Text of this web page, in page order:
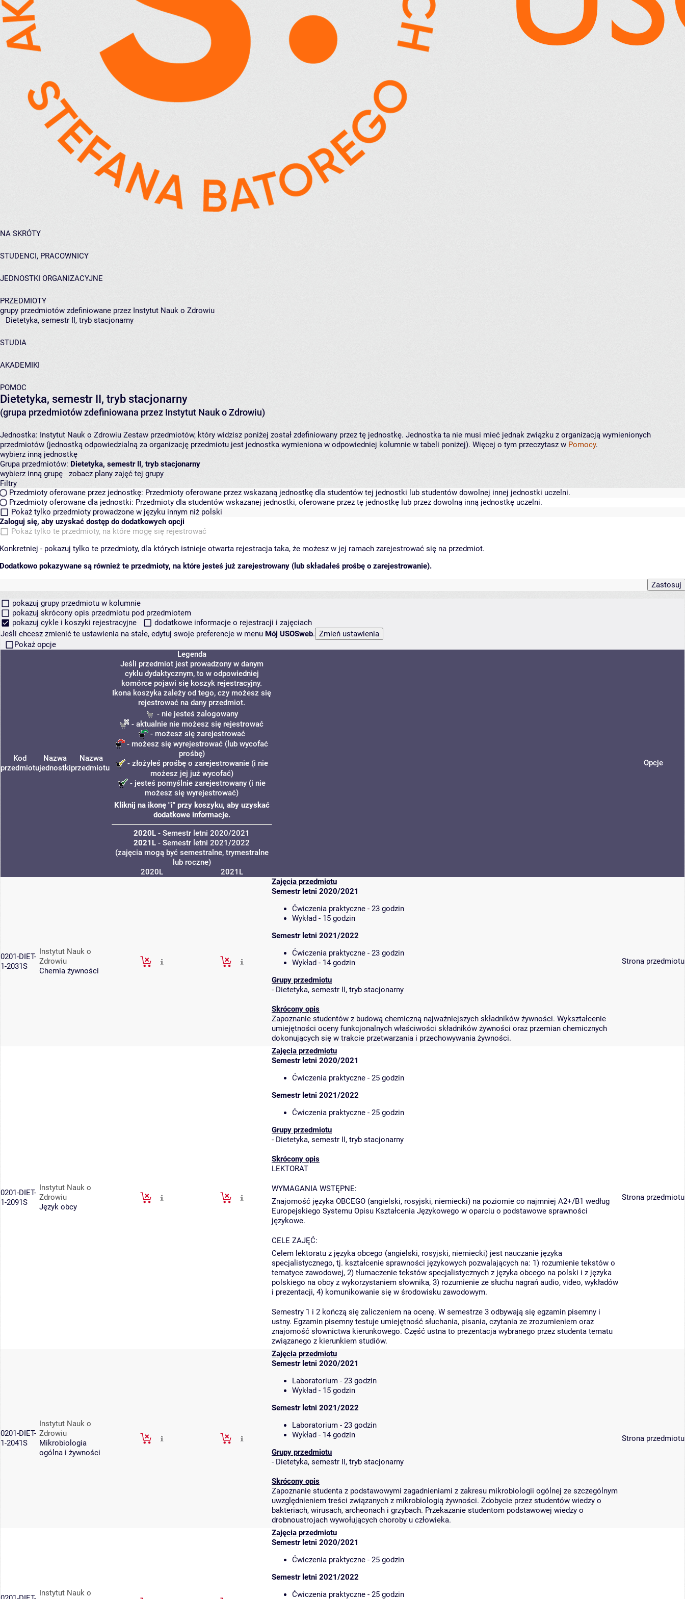
NA SKRÓTY
STUDENCI, PRACOWNICY
JEDNOSTKI ORGANIZACYJNE
PRZEDMIOTY
grupy przedmiotów zdefiniowane przez Instytut Nauk o Zdrowiu
Dietetyka, semestr II, tryb stacjonarny
STUDIA
AKADEMIKI
POMOC
Dietetyka, semestr II, tryb stacjonarny
(grupa przedmiotów zdefiniowana przez Instytut Nauk o Zdrowiu)
Jednostka: Instytut Nauk o Zdrowiu Zestaw przedmiotów, który widzisz poniżej został zdefiniowany przez tę jednostkę. Jednostka ta nie musi mieć jednak związku z organizacją wymienionych
przedmiotów (jednostką odpowiedzialną za organizację przedmiotu jest jednostka wymieniona w odpowiedniej kolumnie w tabeli poniżej). Więcej o tym przeczytasz w Pomocy.
wybierz inną jednostkę
Grupa przedmiotów: Dietetyka, semestr II, tryb stacjonarny
wybierz inną grupę
zobacz plany zajęć tej grupy
Filtry
Przedmioty oferowane przez jednostkę: Przedmioty oferowane przez wskazaną jednostkę dla studentów tej jednostki lub studentów dowolnej innej jednostki uczelni.
Przedmioty oferowane dla jednostki: Przedmioty dla studentów wskazanej jednostki, oferowane przez tę jednostkę lub przez dowolną inną jednostkę uczelni.
Pokaż tylko przedmioty prowadzone w języku innym niż polski
Zaloguj się, aby uzyskać dostęp do dodatkowych opcji
Pokaż tylko te przedmioty, na które mogę się rejestrować
Konkretniej - pokazuj tylko te przedmioty, dla których istnieje otwarta rejestracja taka, że możesz w jej ramach zarejestrować się na przedmiot.
Dodatkowo pokazywane są również te przedmioty, na które jesteś już zarejestrowany (lub składałeś prośbę o zarejestrowanie).
pokazuj grupy przedmiotu w kolumnie
pokazuj skrócony opis przedmiotu pod przedmiotem
pokazuj cykle i koszyki rejestracyjne
dodatkowe informacje o rejestracji i zajęciach
Jeśli chcesz zmienić te ustawienia na stałe, edytuj swoje preferencje w menu Mój USOSweb.
Pokaż opcje
Kod
przedmiotu
Nazwa
jednostki
Nazwa
przedmiotu
Legenda
Jeśli przedmiot jest prowadzony w danym
cyklu dydaktycznym, to w odpowiedniej
komórce pojawi się koszyk rejestracyjny.
Ikona koszyka zależy od tego, czy możesz się
rejestrować na dany przedmiot.
- nie jesteś zalogowany
- aktualnie nie możesz się rejestrować
- możesz się zarejestrować
- możesz się wyrejestrować (lub wycofać
prośbę)
- złożyłeś prośbę o zarejestrowanie (i nie
możesz jej już wycofać)
- jesteś pomyślnie zarejestrowany (i nie
możesz się wyrejestrować)
Kliknij na ikonę "i" przy koszyku, aby uzyskać
dodatkowe informacje.
2020L - Semestr letni 2020/2021
2021L - Semestr letni 2021/2022
(zajęcia mogą być semestralne, trymestralne
lub roczne)
Opcje
2020L 2021L
0201-DIET-
1-2031S
Instytut Nauk o
Zdrowiu
Chemia żywności
Zajęcia przedmiotu
Semestr letni 2020/2021
Ćwiczenia praktyczne - 23 godzin
Wykład - 15 godzin
Semestr letni 2021/2022
Ćwiczenia praktyczne - 23 godzin
Wykład - 14 godzin
Grupy przedmiotu
- Dietetyka, semestr II, tryb stacjonarny
Skrócony opis
Zapoznanie studentów z budową chemiczną najważniejszych składników żywności. Wykształcenie
umiejętności oceny funkcjonalnych właściwości składników żywności oraz przemian chemicznych
dokonujących się w trakcie przetwarzania i przechowywania żywności.
Strona przedmiotu
0201-DIET-
1-2091S
Instytut Nauk o
Zdrowiu
Język obcy
Zajęcia przedmiotu
Semestr letni 2020/2021
Ćwiczenia praktyczne - 25 godzin
Semestr letni 2021/2022
Ćwiczenia praktyczne - 25 godzin
Grupy przedmiotu
- Dietetyka, semestr II, tryb stacjonarny
Skrócony opis
LEKTORAT
WYMAGANIA WSTĘPNE:
Znajomość języka OBCEGO (angielski, rosyjski, niemiecki) na poziomie co najmniej A2+/B1 według
Europejskiego Systemu Opisu Kształcenia Językowego w oparciu o podstawowe sprawności
językowe.
CELE ZAJĘĆ:
Celem lektoratu z języka obcego (angielski, rosyjski, niemiecki) jest nauczanie języka
specjalistycznego, tj. kształcenie sprawności językowych pozwalających na: 1) rozumienie tekstów o
tematyce zawodowej, 2) tłumaczenie tekstów specjalistycznych z języka obcego na polski i z języka
polskiego na obcy z wykorzystaniem słownika, 3) rozumienie ze słuchu nagrań audio, video, wykładów
i prezentacji, 4) komunikowanie się w środowisku zawodowym.
Semestry 1 i 2 kończą się zaliczeniem na ocenę. W semestrze 3 odbywają się egzamin pisemny i
ustny. Egzamin pisemny testuje umiejętność słuchania, pisania, czytania ze zrozumieniem oraz
znajomość słownictwa kierunkowego. Część ustna to prezentacja wybranego przez studenta tematu
związanego z kierunkiem studiów.
Strona przedmiotu
0201-DIET-
1-2041S
Instytut Nauk o
Zdrowiu
Mikrobiologia
ogólna i żywności
Zajęcia przedmiotu
Semestr letni 2020/2021
Laboratorium - 23 godzin
Wykład - 15 godzin
Semestr letni 2021/2022
Laboratorium - 23 godzin
Wykład - 14 godzin
Grupy przedmiotu
- Dietetyka, semestr II, tryb stacjonarny
Skrócony opis
Zapoznanie studenta z podstawowymi zagadnieniami z zakresu mikrobiologii ogólnej ze szczególnym
uwzględnieniem treści związanych z mikrobiologią żywności. Zdobycie przez studentów wiedzy o
bakteriach, wirusach, archeonach i grzybach. Przekazanie studentom podstawowej wiedzy o
drobnoustrojach wywołujących choroby u człowieka.
Strona przedmiotu
Instytut Nauk o
Zajęcia przedmiotu
Semestr letni 2020/2021
Ćwiczenia praktyczne - 25 godzin
Semestr letni 2021/2022
Ćwiczenia praktyczne - 25 godzin